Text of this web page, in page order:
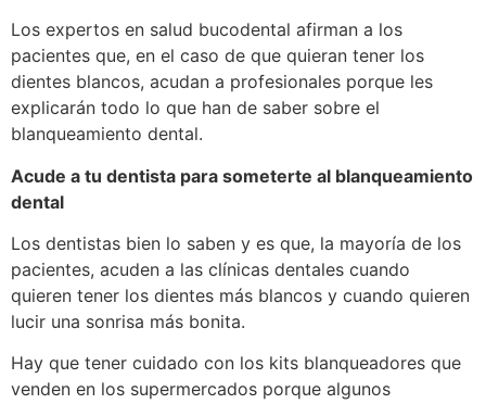
Los expertos en salud bucodental afirman a los
pacientes que, en el caso de que quieran tener los
dientes blancos, acudan a profesionales porque les
explicarán todo lo que han de saber sobre el
blanqueamiento dental.
Acude a tu dentista para someterte al blanqueamiento
dental
Los dentistas bien lo saben y es que, la mayoría de los
pacientes, acuden a las clínicas dentales cuando
quieren tener los dientes más blancos y cuando quieren
lucir una sonrisa más bonita.
Hay que tener cuidado con los kits blanqueadores que
venden en los supermercados porque algunos